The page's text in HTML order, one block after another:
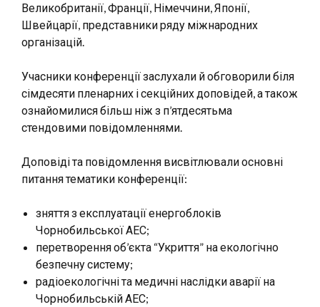
Великобританії, Франції, Німеччини, Японії,
Швейцарії, представники ряду міжнародних
організацій.
Учасники конференції заслухали й обговорили біля
сімдесяти пленарних і секційних доповідей, а також
ознайомилися більш ніж з п’ятдесятьма
стендовими повідомленнями.
Доповіді та повідомлення висвітлювали основні
питання тематики конференції:
зняття з експлуатації енергоблоків
Чорнобильської АЕС;
перетворення об’єкта “Укриття” на екологічно
безпечну систему;
радіоекологічні та медичні наслідки аварії на
Чорнобильській АЕС;